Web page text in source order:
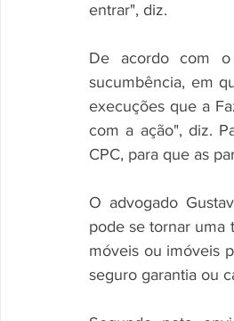
entrar", diz.
De acordo com
sucumbência, em
execuções que a
com a ação", diz.
CPC, para que as
O advogado
pode se tornar uma
móveis ou imóveis
seguro garantia ou